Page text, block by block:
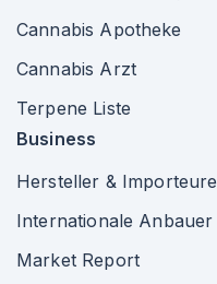
Cannabis Apotheke
Cannabis Arzt
Terpene Liste
Business
Hersteller & Importeure
Internationale Anbauer
Market Report